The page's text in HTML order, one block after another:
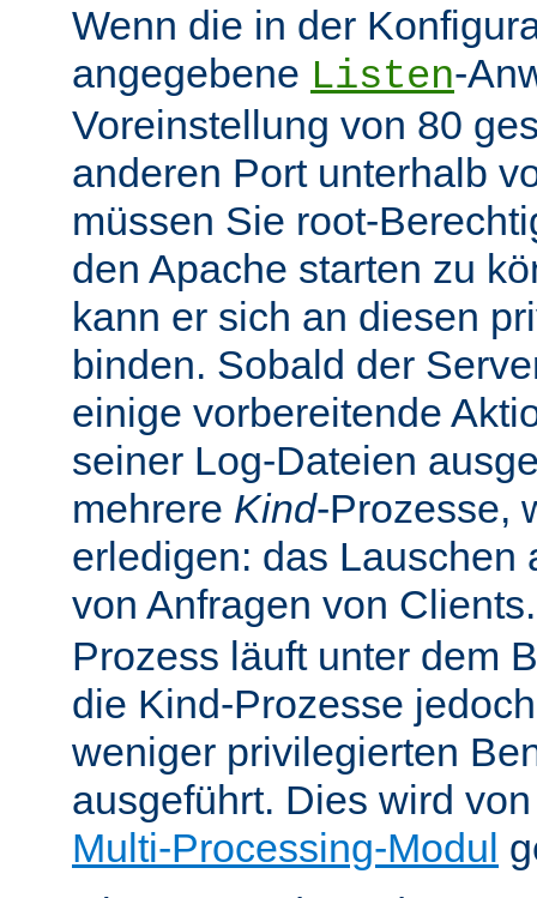
Wenn die in der
angegebene Listen-
Voreinstellung von 80
anderen Port unterhalb
müssen Sie root-
den Apache starten zu
kann er sich an diesen
binden. Sobald der
einige vorbereitende
seiner Log-Dateien
mehrere Kind-Prozesse,
erledigen: das Lauschen
von Anfragen von
Prozess läuft unter dem
die Kind-Prozesse
weniger privilegierten
ausgeführt. Dies wird
Multi-Processing-Modul